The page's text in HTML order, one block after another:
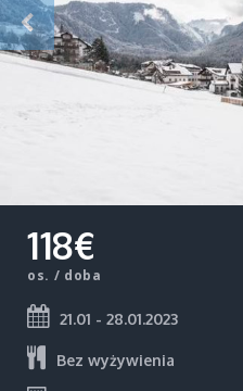
118€
os. / doba
21.01 - 28.01.2023
Bez wyżywienia